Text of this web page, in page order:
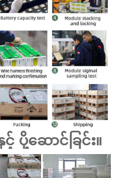
ပို့ဆောင်ခြင်း။